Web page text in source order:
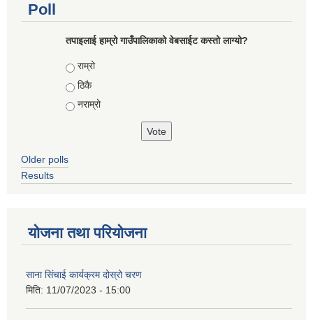
Poll
तपाइलाई हाम्रो गाउँपालिकाको वेबसाईट कस्तो लाग्यो?
Choices
राम्रो
ठिकै
नराम्रो
Older polls
Results
योजना तथा परियोजना
साना सिंचाई कार्यक्रम दोस्रो चरण
मिति: 11/07/2023 - 15:00